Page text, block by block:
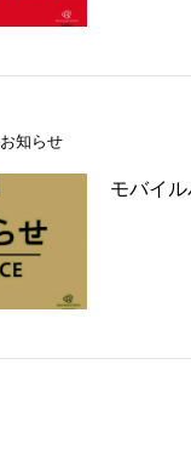
お知らせ
モバイ